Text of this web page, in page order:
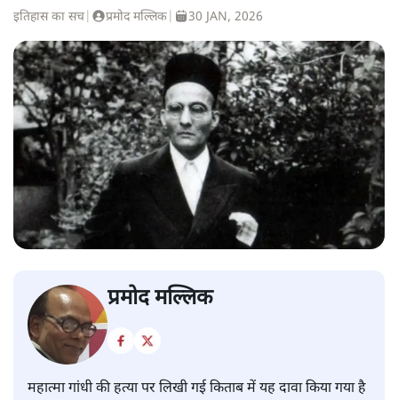
इतिहास का सच प्रमोद मल्लिक 30 JAN, 2026
प्रमोद मल्लिक
महात्मा गांधी की हत्या पर लिखी गई किताब में यह दावा किया गया है